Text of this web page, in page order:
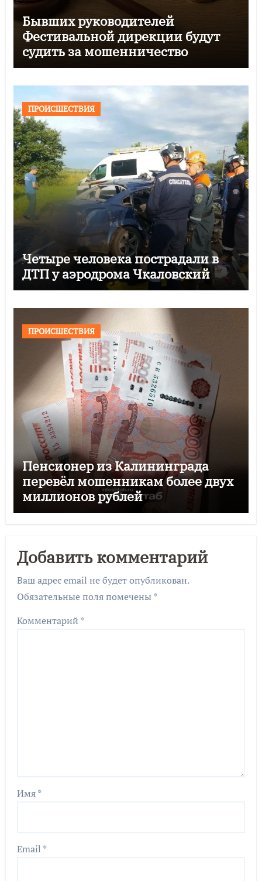
Бывших руководителей
Фестивальной дирекции будут
судить за мошенничество
ПРОИСШЕСТВИЯ
Четыре человека пострадали в
ДТП у аэродрома Чкаловский
ПРОИСШЕСТВИЯ
Пенсионер из Калининграда
перевёл мошенникам более двух
миллионов рублей
Добавить комментарий
Ваш адрес email не будет опубликован.
Обязательные поля помечены *
Комментарий *
Имя*
Email *